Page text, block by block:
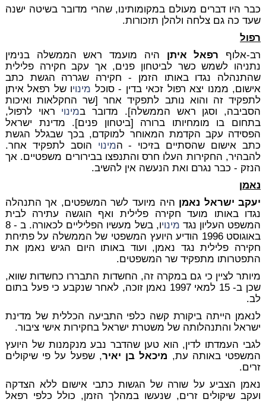
כבר היו דברים מעולם במקומותינו, שהרי מדובר בשיטה ישנה
שעד כה גם צלחה ולהלן תזכורות.
רפול
רב-אלוף רפאל איתן היה מועמד ראש הממשלה בנימין
נתניהו לשמש כשר לביטחון פנים, אך עקב חקירה פלילית
שהתנהלה נגדו באותו הזמן - חקירה שגררה הגשת כתב
אישום, ממנו יצא רפול זכאי בדין - סוכל מינויו של רפאל איתן
לתפקיד זה והוא נותב לתפקיד אחר [שר החקלאות ואיכות
הסביבה, וסגן ראש הממשלה]. מדובר במינוי ראוי לרפול,
בתחום בו מומחיותו ברורה [ביטחון פנים]. מדינת ישראל
הפסידה עקב הקדמת המאוחר למוקדם, בכך שבגלל הגשת
כתב אישום שהסתיים בזיכוי - המינוי הוסב לתפקיד אחר.
להבהיר, החקירות העלו חרס והתנפצו בבירורים משפטיים. אך
הנזק - כבר נגרם ואת הנעשה אין להשיב.
נאמן
יעקב ישראל נאמן היה מיועד לשר המשפטים, אך התנהלה
נגדו באותו מועד חקירה פלילית ואף הוגשה עתירה לבית
המשפט העליון נגד מינוי
ו, בשל מעשיו הפליליים לכאורה. ב - 8
באוגוסט 1996 הודיע היועץ המשפטי של הממשלה על פתיחת
חקירה פלילית נגד נאמן, ועוד באותו היום הגיש נאמן את
התפטרותו מתפקיד שר המשפטים.
מיותר לציין כי גם במקרה זה, החשדות התבררו כחשדות שווא,
שכן ב- 15 למאי 1997 נאמן זוכה, לאחר שנקבע כי פעל בתום
לב.
לנאמן הייתה ביקורת קשה כלפי התביעה הכללית של מדינת
ישראל והתנהלותה של משטרת ישראל בחקירות אישי ציבור.
לגבי העמדתו לדין, הוא טען שהדבר נבע מנקמנות של היועץ
המשפטי באותה עת, מיכאל בן יאיר, שפעל על פי שיקולים
זרים.
נאמן הצביע על שורה של הגשות כתבי אישום ללא הצדקה
ועקב שיקולים זרים, שנעשו במהלך הזמן, כולל כלפי רפאל